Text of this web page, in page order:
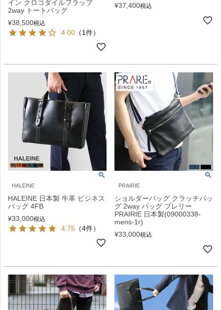
イン クロコダイルフラップ
2way トートバッグ
¥38,500税込
4.00 （1件）
¥37,400税込
HALEINE
HALEINE 日本製 牛革 ビジネス
バッグ 4FB
¥33,000税込
4.75 （4件）
PRAIRIE
ショルダーバッグ クラッチバッ
グ 2way バッグ プレリー
PRAIRIE 日本製(09000338-
mens-1r)
¥33,000税込